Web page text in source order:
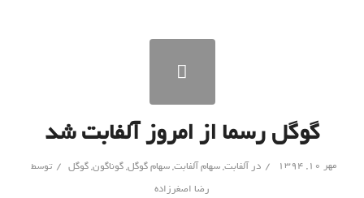
گوگل رسما از امروز آلفابت شد
مهر ۱۰, ۱۳۹۴ / درآلفابت,سهام آلفابت,سهام گوگل,گوناگون,گوگل / توسط
رضا اصغرزاده